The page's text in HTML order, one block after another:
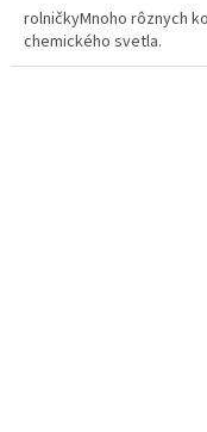
rolničkyMnoho rôznych
chemického svetla.